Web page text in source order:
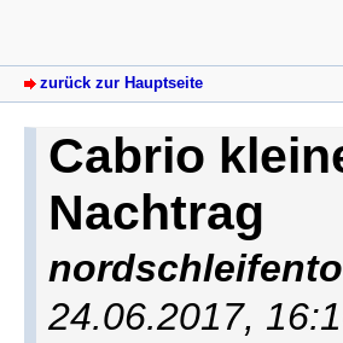
zurück zur Hauptseite
Cabrio
Nachtrag
24.06.2017,